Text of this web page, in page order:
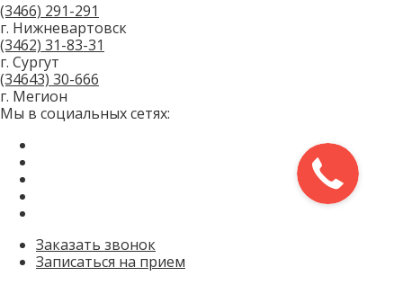
(3466) 291-291
г. Нижневартовск
(3462) 31-83-31
г. Сургут
(34643) 30-666
г. Мегион
Мы в социальных сетях:
Заказать звонок
Записаться на прием